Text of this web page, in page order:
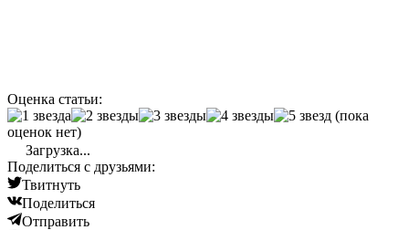
Оценка статьи:
(пока
оценок нет)
Загрузка...
Поделиться с друзьями:
Твитнуть
Поделиться
Отправить